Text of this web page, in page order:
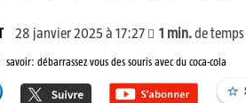
28 janvier 2025 à 17:27 1 min. de
savoir: débarrassez vous des souris avec du coca-cola